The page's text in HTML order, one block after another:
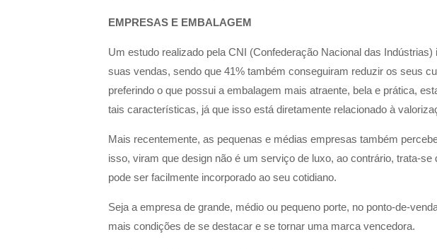
EMPRESAS E EMBALAGEM
Um estudo realizado pela CNI (Confederação Nacional das
suas vendas, sendo que 41% também conseguiram reduzir os seus
preferindo o que possui a embalagem mais atraente, bela e prática,
tais características, já que isso está diretamente relacionado à
Mais recentemente, as pequenas e médias empresas também
isso, viram que design não é um serviço de luxo, ao contrário, trata-
pode ser facilmente incorporado ao seu cotidiano.
Seja a empresa de grande, médio ou pequeno porte, no ponto-de-
mais condições de se destacar e se tornar uma marca vencedora.